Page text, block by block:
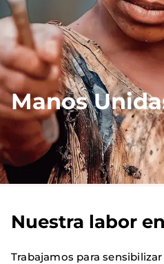
Manos
Nuestra labor
Trabajamos para